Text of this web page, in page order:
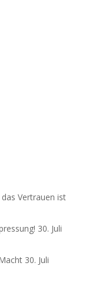
Vertrauen ist
30. Juli
30. Juli